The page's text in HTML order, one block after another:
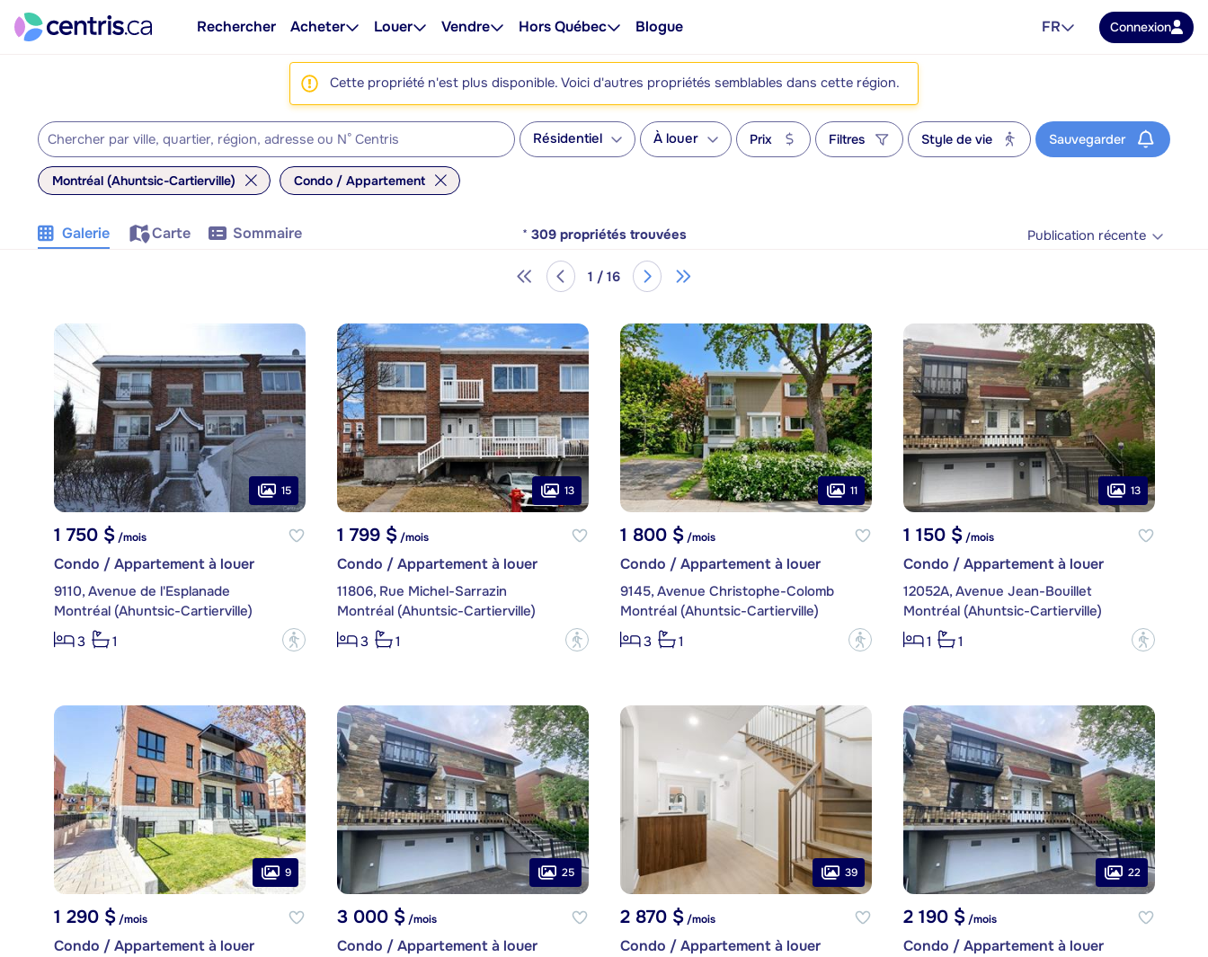
Rechercher Acheter Louer Vendre Hors Québec Blogue FR Connexion
Cette propriété n'est plus disponible. Voici d'autres propriétés semblables dans cette région.
Résidentiel À louer Prix Filtres Style de vie Sauvegarder
Montréal (Ahuntsic-Cartierville) Condo / Appartement
Galerie Carte Sommaire * 309 propriétés trouvées Publication récente
1 / 16
15
1 750 $/mois
Condo / Appartement à louer
9110, Avenue de l'Esplanade
Montréal (Ahuntsic-Cartierville)
3
1 ?
13
1 799 $/mois
Condo / Appartement à louer
11806, Rue Michel-Sarrazin
Montréal (Ahuntsic-Cartierville)
3
1 ?
11
1 800 $/mois
Condo / Appartement à louer
9145, Avenue Christophe-Colomb
Montréal (Ahuntsic-Cartierville)
3
1 ?
13
1 150 $/mois
Condo / Appartement à louer
12052A, Avenue Jean-Bouillet
Montréal (Ahuntsic-Cartierville)
1
1 ?
9
1 290 $/mois
Condo / Appartement à louer
25
3 000 $/mois
Condo / Appartement à louer
39
2 870 $/mois
Condo / Appartement à louer
22
2 190 $/mois
Condo / Appartement à louer